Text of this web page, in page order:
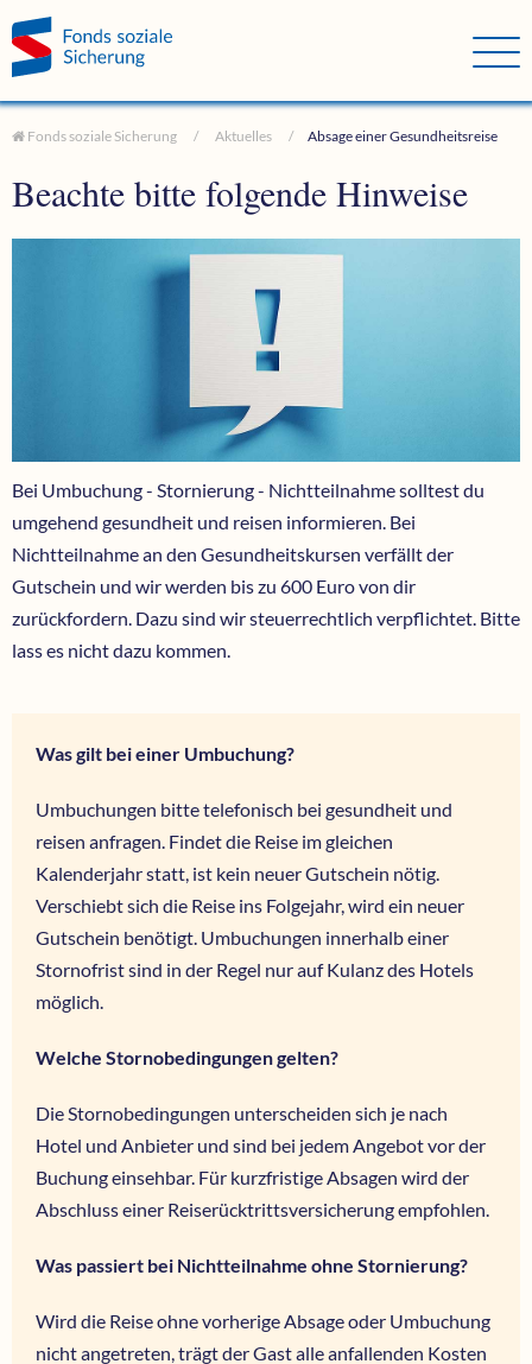
Fonds soziale Sicherung Aktuelles Absage einer Gesundheitsreise
Beachte bitte folgende Hinweise
Bei Umbuchung - Stornierung - Nichtteilnahme solltest du
umgehend gesundheit und reisen informieren. Bei
Nichtteilnahme an den Gesundheitskursen verfällt der
Gutschein und wir werden bis zu 600 Euro von dir
zurückfordern. Dazu sind wir steuerrechtlich verpflichtet. Bitte
lass es nicht dazu kommen.
Was gilt bei einer Umbuchung?
Umbuchungen bitte telefonisch bei gesundheit und
reisen anfragen. Findet die Reise im gleichen
Kalenderjahr statt, ist kein neuer Gutschein nötig.
Verschiebt sich die Reise ins Folgejahr, wird ein neuer
Gutschein benötigt. Umbuchungen innerhalb einer
Stornofrist sind in der Regel nur auf Kulanz des Hotels
möglich.
Welche Stornobedingungen gelten?
Die Stornobedingungen unterscheiden sich je nach
Hotel und Anbieter und sind bei jedem Angebot vor der
Buchung einsehbar. Für kurzfristige Absagen wird der
Abschluss einer Reiserücktrittsversicherung empfohlen.
Was passiert bei Nichtteilnahme ohne Stornierung?
Wird die Reise ohne vorherige Absage oder Umbuchung
nicht angetreten, trägt der Gast alle anfallenden Kosten